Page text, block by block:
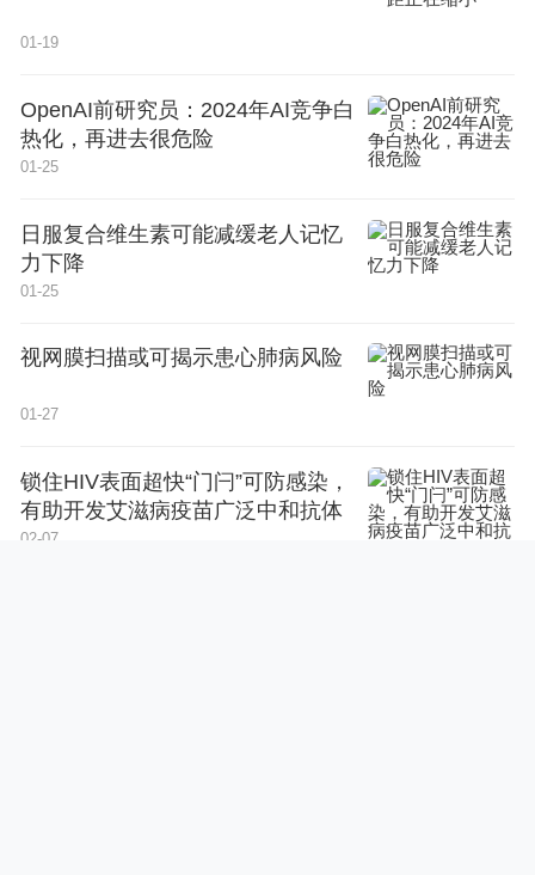
01-19
OpenAI前研究员：2024年AI竞争白
热化，再进去很危险
01-25
日服复合维生素可能减缓老人记忆
力下降
01-25
视网膜扫描或可揭示患心肺病风险
01-27
锁住HIV表面超快“门闩”可防感染，
有助开发艾滋病疫苗广泛中和抗体
02-07